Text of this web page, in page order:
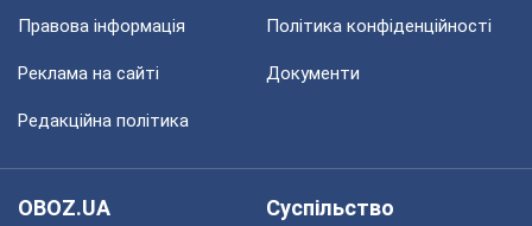
Правова інформація Політика конфіденційності
Реклама на сайті Документи
Редакційна політика
OBOZ.UA
Суспільство